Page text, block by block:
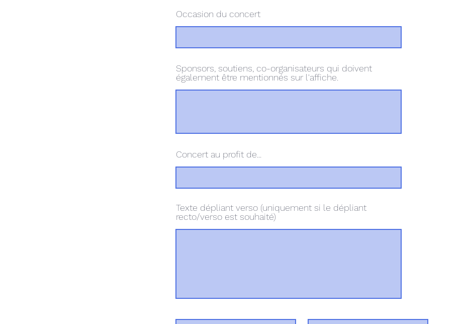
Occasion du concert
Sponsors, soutiens, co-organisateurs qui doivent
également être mentionnés sur l'affiche.
Concert au profit de...
Texte dépliant verso (uniquement si le dépliant
recto/verso est souhaité)